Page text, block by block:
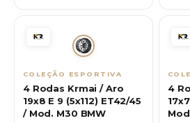
COLEÇÃO ESPORTIVA
4 Rodas Krmai / Aro
19x8 E 9 (5x112) ET42/45
/ Mod. M30 BMW
4